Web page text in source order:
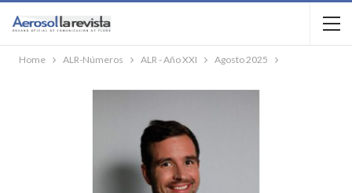
Home ALR-Números ALR - Año XXI Agosto 2025